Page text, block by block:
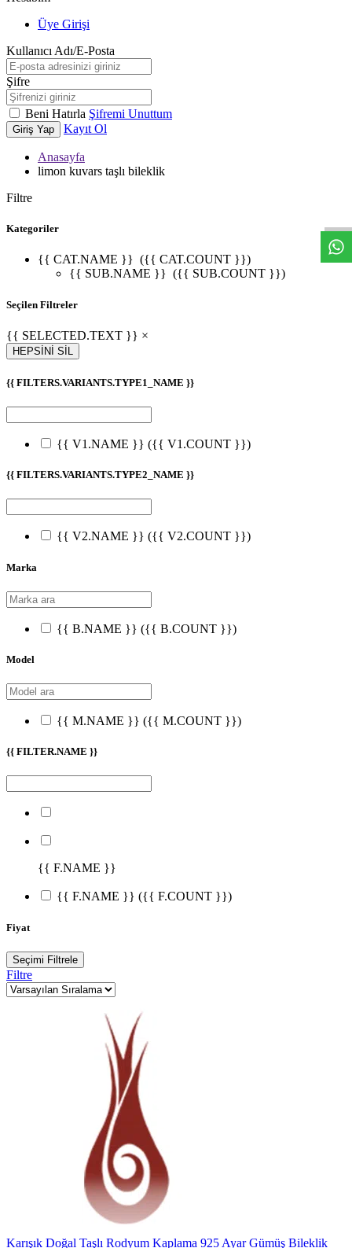
Üye Girişi
Kullanıcı Adı/E-Posta
Şifre
Beni Hatırla Şifremi Unuttum
Giriş Yap Kayıt Ol
Anasayfa
limon kuvars taşlı bileklik
Filtre
Kategoriler
{{ CAT.NAME }} ({{ CAT.COUNT }})
{{ SUB.NAME }} ({{ SUB.COUNT }})
Seçilen Filtreler
{{ SELECTED.TEXT }} ×
HEPSİNİ SİL
{{ FILTERS.VARIANTS.TYPE1_NAME }}
{{ V1.NAME }} ({{ V1.COUNT }})
{{ FILTERS.VARIANTS.TYPE2_NAME }}
{{ V2.NAME }} ({{ V2.COUNT }})
Marka
{{ B.NAME }} ({{ B.COUNT }})
Model
{{ M.NAME }} ({{ M.COUNT }})
{{ FILTER.NAME }}
{{ F.NAME }}
{{ F.NAME }} ({{ F.COUNT }})
Fiyat
Seçimi Filtrele
Filtre
Karışık Doğal Taşlı Rodyum Kaplama 925 Ayar Gümüş Bileklik